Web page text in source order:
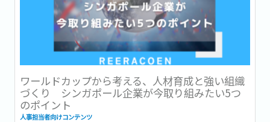
ワールドカップから考える、人材育成と強い組織
づくり シンガポール企業が今取り組みたい5つ
のポイント
人事担当者向けコンテンツ